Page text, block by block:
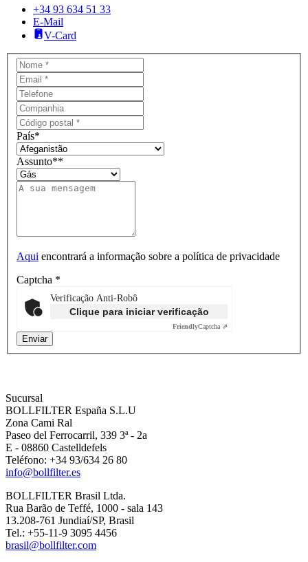
+34 93 634 51 33
E-Mail
V-Card
País*
Assunto**
Aqui encontrará a informação sobre a política de privacidade
Captcha *
Verificação Anti-Robô
Clique para iniciar verificação
FriendlyCaptcha ⇗
Sucursal
BOLLFILTER España S.L.U
Zona Cami Ral
Paseo del Ferrocarril, 339 3ª - 2a
E - 08860 Castelldefels
Teléfono: +34 93/634 26 80
info@bollfilter.es
BOLLFILTER Brasil Ltda.
Rua Barão de Teffé, 1000 - sala 143
13.208-761 Jundiaí/SP, Brasil
Tel.: +55-11-9 3095 4456
brasil@bollfilter.com